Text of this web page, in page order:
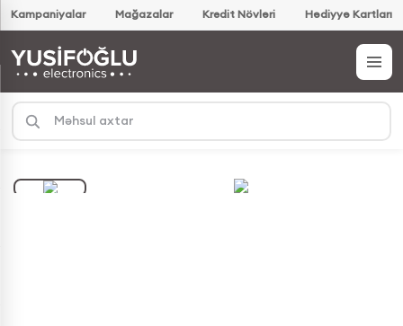
Kampaniyalar Mağazalar Kredit Növləri Hədiyyə Kartları